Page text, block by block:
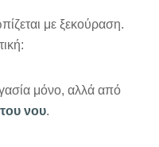
με ξεκούραση.
μόνο, αλλά από
νου.